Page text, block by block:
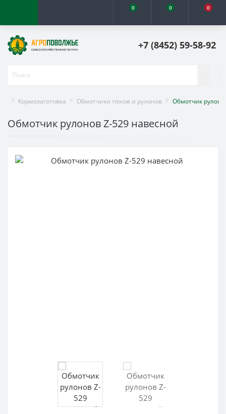
0 0 0
+7 (8452) 59-58-92
Кормозаготовка Обмотчики тюков и рулонов Обмотчик
Обмотчик рулонов Z-529 навесной